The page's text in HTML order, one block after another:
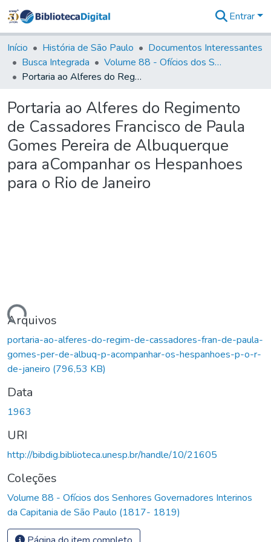
&
Coleções
Tudo na
Biblioteca
Estatísticas
Entrar
Início História de São Paulo
Documentos Interessantes
Busca Integrada
Volume 88 - Ofícios dos Senhores Governadores Interinos da Capitania de São Paulo (1817- 1819)
Portaria ao Alferes do Regimento de Cassadores Francisco de Paula Gomes Pereira de Albuquerque para aCompanhar os Hespanhoes para o Rio de Janeiro
Portaria ao Alferes do Regimento
de Cassadores Francisco de Paula
Gomes Pereira de Albuquerque
para aCompanhar os Hespanhoes
para o Rio de Janeiro
Arquivos
portaria-ao-alferes-do-regim-de-cassadores-fran-de-paula-
gomes-per-de-albuq-p-acompanhar-os-hespanhoes-p-o-r-
de-janeiro (796,53 KB)
Data
1963
URI
http://bibdig.biblioteca.unesp.br/handle/10/21605
Coleções
Volume 88 - Ofícios dos Senhores Governadores Interinos
da Capitania de São Paulo (1817- 1819)